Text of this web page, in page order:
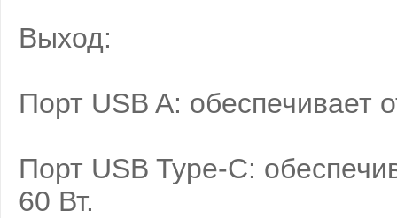
Выход:
Порт USB A: обеспечивает
Порт USB Type-C:
60 Вт.